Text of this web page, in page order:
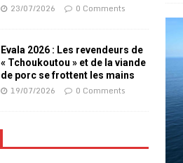
23/07/2026 0 Comments
Evala 2026 : Les revendeurs de
« Tchoukoutou » et de la viande
de porc se frottent les mains
19/07/2026 0 Comments